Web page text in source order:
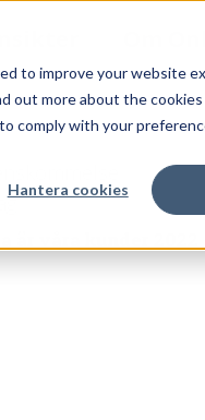
to improve your website
more about the cookies
comply with your
Hantera cookies